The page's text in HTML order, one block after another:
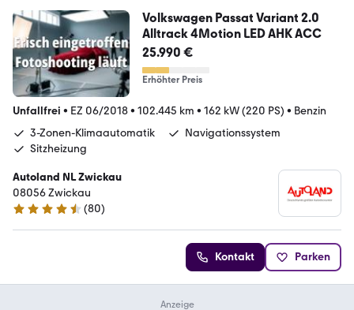
Volkswagen Passat Variant 2.0
Alltrack 4Motion LED AHK ACC
25.990 €
Erhöhter Preis
Unfallfrei • EZ 06/2018• 102.445 km • 162 kW (220 PS) • Benzin
3-Zonen-Klimaautomatik
Navigationssystem
Sitzheizung
Autoland NL Zwickau
08056 Zwickau
4.6 Sterne
(80)
Kontakt Parken